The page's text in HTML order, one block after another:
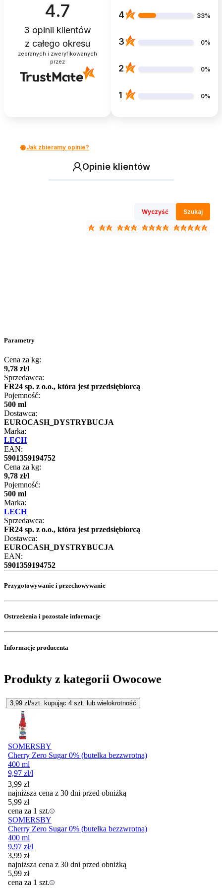
4.7
3 opinii klientów
z całego okresu
zebranych i zweryfikowanych
przez
4 33%
3 0%
2 0%
1 0%
Jak zbieramy opinie?
Opinie klientów
Wyczyść Szukaj
Parametry
Cena za kg:
9,78 zł/l
Sprzedawca:
FR24 sp. z o.o., która jest przedsiębiorcą
Pojemność:
500 ml
Dostawca:
EUROCASH_DYSTRYBUCJA
Marka:
LECH
EAN:
5901359194752
Cena za kg:
9,78 zł/l
Pojemność:
500 ml
Marka:
LECH
Sprzedawca:
FR24 sp. z o.o., która jest przedsiębiorcą
Dostawca:
EUROCASH_DYSTRYBUCJA
EAN:
5901359194752
Przygotowywanie i przechowywanie
Ostrzeżenia i pozostałe informacje
Informacje producenta
Produkty z kategorii Owocowe
3,99 zł/szt. kupując 4 szt. lub wielokrotność
SOMERSBY
Cherry Zero Sugar 0% (butelka bezzwrotna)
400 ml
9,97 zł/l
3,99 zł
najniższa cena z 30 dni przed obniżką
5,99 zł
cena za 1 szt.
SOMERSBY
Cherry Zero Sugar 0% (butelka bezzwrotna)
400 ml
9,97 zł/l
3,99 zł
najniższa cena z 30 dni przed obniżką
5,99 zł
cena za 1 szt.